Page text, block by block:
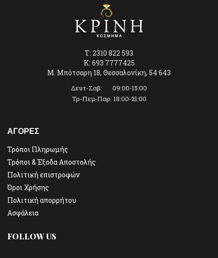
T: 2310 822 593
K: 693 7777425
Μ. Μπότσαρη 18, Θεσσαλονίκη, 54 643
Δευτ-Σαβ: 09:00-15:00
Τρ-Πεμ-Παρ: 18:00-21:00
ΑΓΟΡΕΣ
Τρόποι Πληρωμής
Τρόποι & Έξοδα Αποστολής
Πολιτική επιστροφών
Όροι Χρήσης
Πολιτική απορρήτου
Ασφάλεια
FOLLOW US